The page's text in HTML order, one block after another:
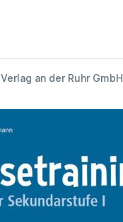
Verlag an der Ruhr GmbH